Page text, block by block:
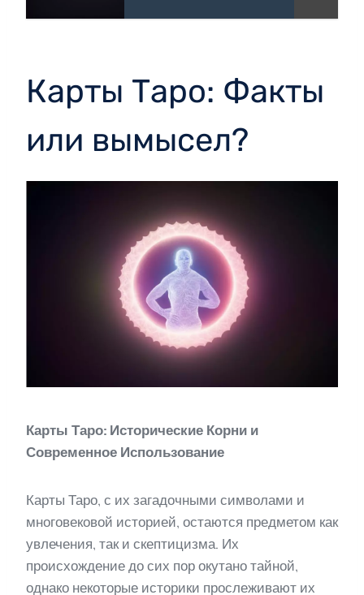
Карты Таро: Факты
или вымысел?
Карты Таро: Исторические Корни и
Современное Использование
Карты Таро, с их загадочными символами и
многовековой историей, остаются предметом как
увлечения, так и скептицизма. Их
происхождение до сих пор окутано тайной,
однако некоторые историки прослеживают их